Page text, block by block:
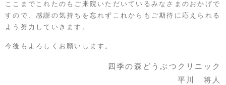
ここまでこれたのもご来院いただいているみなさまのおかげで
すので、感謝の気持ちを忘れずこれからもご期待に応えられる
よう努力していきます。
今後もよろしくお願いします。
四季の森どうぶつクリニック
平川 将人